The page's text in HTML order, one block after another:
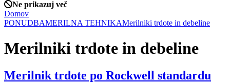
Ne prikazuj več
Domov
PONUDBAMERILNA TEHNIKAMerilniki trdote in debeline
Merilniki trdote in debeline
Merilnik trdote po Rockwell standardu